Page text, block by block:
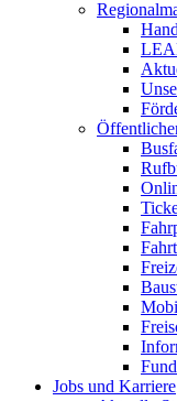
Jobs und Karriere